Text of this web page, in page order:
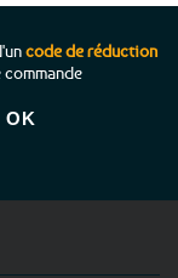
code de réduction